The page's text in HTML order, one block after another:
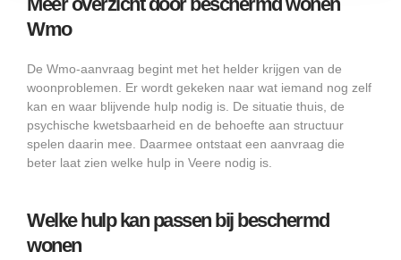
Wmo
De Wmo-aanvraag begint met het helder krijgen van de
woonproblemen. Er wordt gekeken naar wat iemand nog zelf
kan en waar blijvende hulp nodig is. De situatie thuis, de
psychische kwetsbaarheid en de behoefte aan structuur
spelen daarin mee. Daarmee ontstaat een aanvraag die
beter laat zien welke hulp in Veere nodig is.
Welke hulp kan passen bij beschermd
wonen